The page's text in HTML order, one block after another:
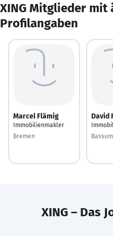
XING Mitglieder mit
Profilangaben
Marcel Flämig
Immobilienmakler
Bremen
David
Bassum
XING – Das